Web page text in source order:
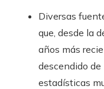
Diversas
que, desde la
años más
descendido
estadísticas